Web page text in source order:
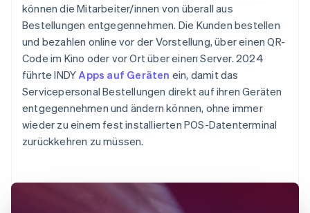
können die Mitarbeiter/innen von überall aus
Bestellungen entgegennehmen. Die Kunden bestellen
und bezahlen online vor der Vorstellung, über einen QR-
Code im Kino oder vor Ort über einen Server. 2024
führte INDY Apps auf Geräten ein, damit das
Servicepersonal Bestellungen direkt auf ihren Geräten
entgegennehmen und ändern können, ohne immer
wieder zu einem fest installierten POS-Datenterminal
zurückkehren zu müssen.